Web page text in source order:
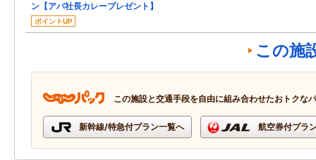
ン【アパ社長カレープレゼント】
ポイントUP
この施
この施設と交通手段を自由に組み合わせたおトクな
新幹線/特急付プラン一覧へ 航空券付プラ